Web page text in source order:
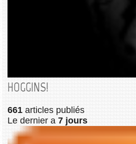
HOGGINS!
661 articles publiés
Le dernier a 7 jours